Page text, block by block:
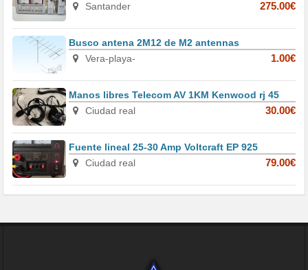
Santander
275.00€
Busco antena 2M12 de M2 antennas
Vera-playa-
1.00€
Manos libres Telecom AV 1KM Kenwood rj 45
Ciudad real
30.00€
Fuente lineal 25-30 Amp Voltcraft EP 925
Ciudad real
79.00€